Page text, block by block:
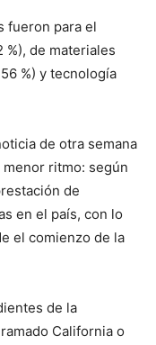
fueron para el
de materiales
%) y tecnología
de otra semana
ritmo: según
de
en el país, con lo
el comienzo de la
de la
California o